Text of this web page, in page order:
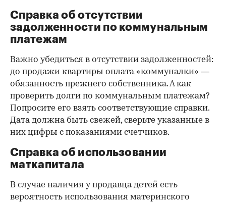
Справка об отсутствии
задолженности по коммунальным
платежам
Важно убедиться в отсутствии задолженностей:
до продажи квартиры оплата «коммуналки» —
обязанность прежнего собственника. А как
проверить долги по коммунальным платежам?
Попросите его взять соответствующие справки.
Дата должна быть свежей, сверьте указанные в
них цифры с показаниями счетчиков.
Справка об использовании
маткапитала
В случае наличия у продавца детей есть
вероятность использования материнского